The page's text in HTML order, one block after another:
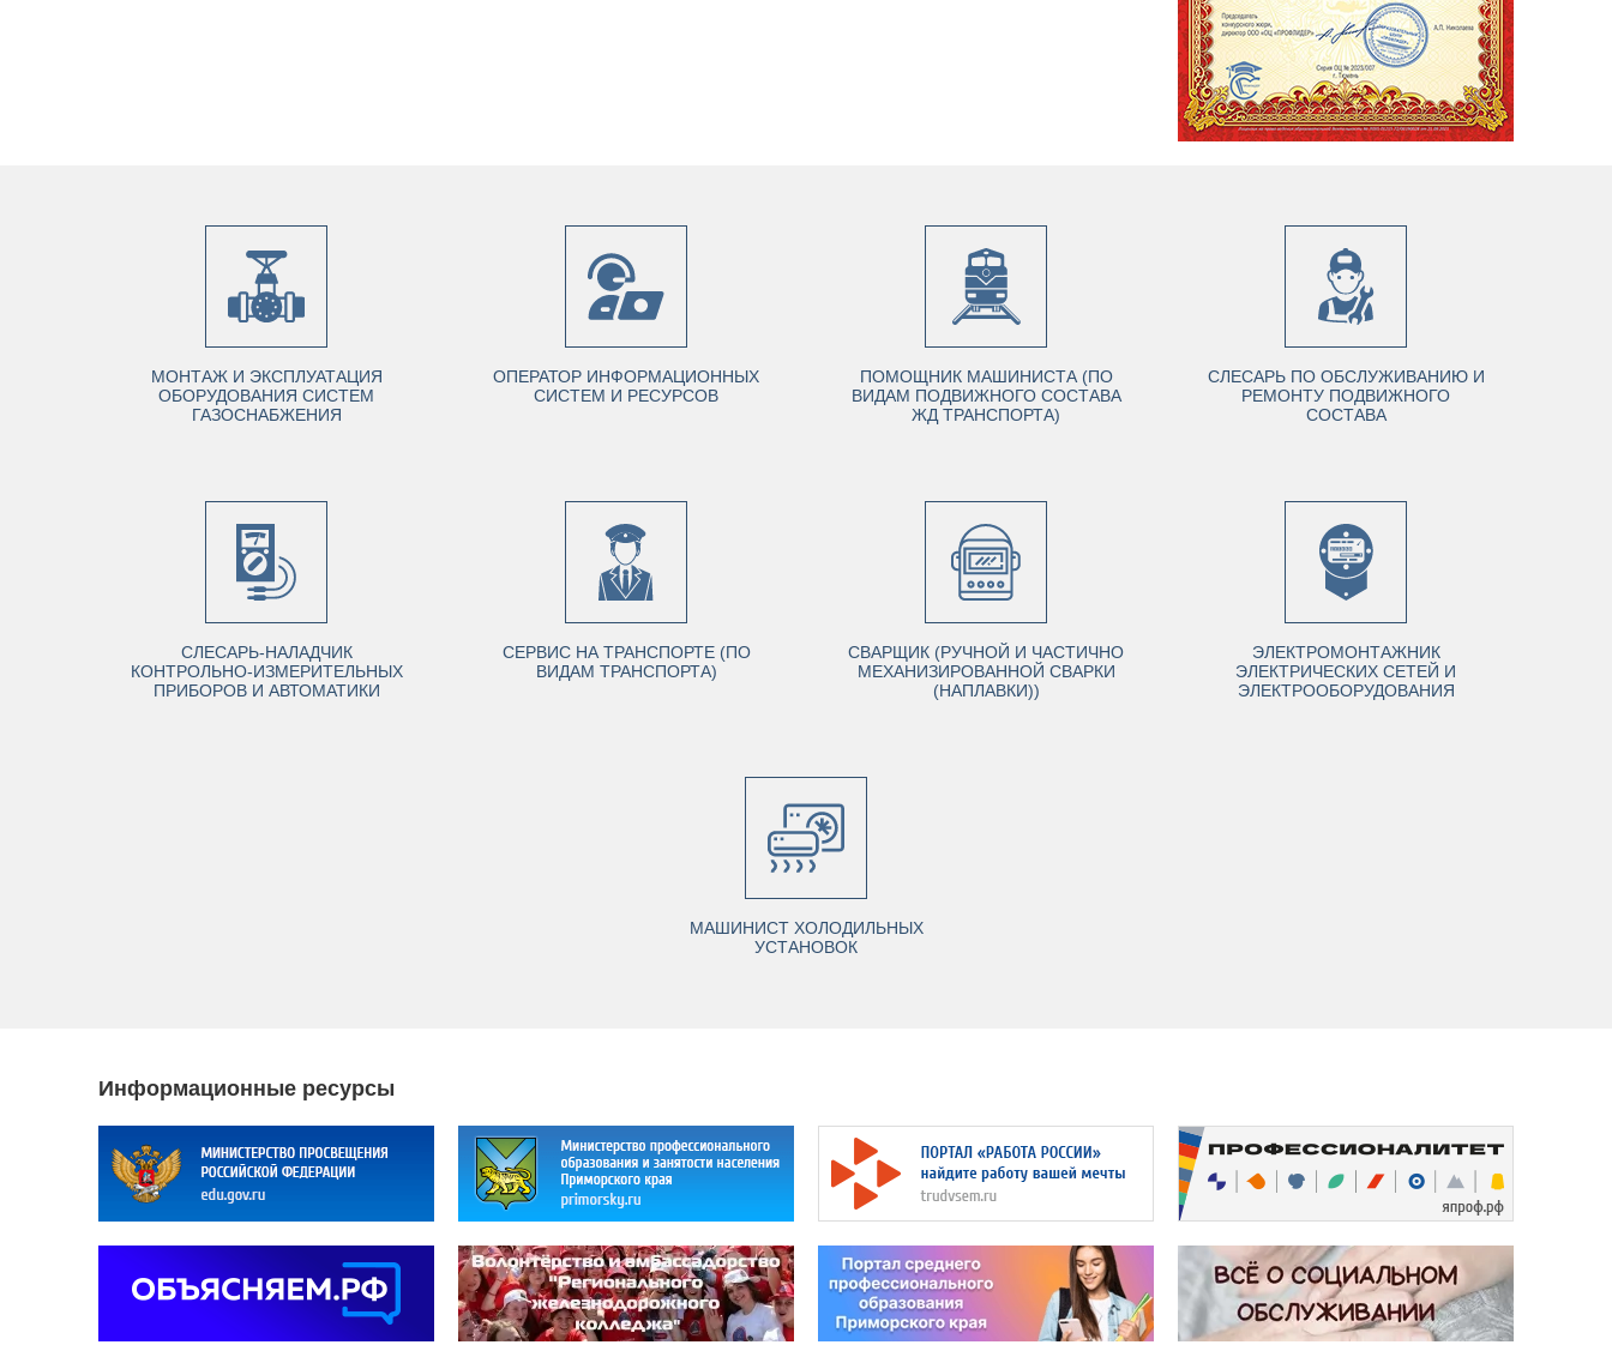
МОНТАЖ И ЭКСПЛУАТАЦИЯ
ОБОРУДОВАНИЯ СИСТЕМ
ГАЗОСНАБЖЕНИЯ
ОПЕРАТОР ИНФОРМАЦИОННЫХ
СИСТЕМ И РЕСУРСОВ
ПОМОЩНИК МАШИНИСТА (ПО
ВИДАМ ПОДВИЖНОГО СОСТАВА
ЖД ТРАНСПОРТА)
СЛЕСАРЬ ПО ОБСЛУЖИВАНИЮ И
РЕМОНТУ ПОДВИЖНОГО
СОСТАВА
СЛЕСАРЬ-НАЛАДЧИК
КОНТРОЛЬНО-ИЗМЕРИТЕЛЬНЫХ
ПРИБОРОВ И АВТОМАТИКИ
СЕРВИС НА ТРАНСПОРТЕ (ПО
ВИДАМ ТРАНСПОРТА)
СВАРЩИК (РУЧНОЙ И ЧАСТИЧНО
МЕХАНИЗИРОВАННОЙ СВАРКИ
(НАПЛАВКИ))
ЭЛЕКТРОМОНТАЖНИК
ЭЛЕКТРИЧЕСКИХ СЕТЕЙ И
ЭЛЕКТРООБОРУДОВАНИЯ
МАШИНИСТ ХОЛОДИЛЬНЫХ
УСТАНОВОК
Информационные ресурсы